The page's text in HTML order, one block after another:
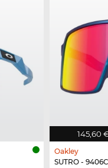
145,60
Oakley
SUTRO -